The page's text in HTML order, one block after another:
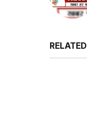
RELATED